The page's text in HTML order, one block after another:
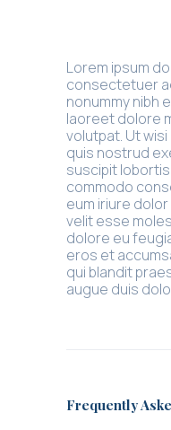
Lorem ipsum
consectetuer
nonummy nibh
laoreet dolore
volutpat. Ut wisi
quis nostrud
suscipit
commodo
eum iriure
velit esse
dolore eu
eros et
qui blandit
augue duis
Frequently